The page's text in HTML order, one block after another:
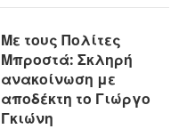
Με τους Πολίτες
Μπροστά: Σκληρή
ανακοίνωση με
αποδέκτη το Γιώργο
Γκιώνη